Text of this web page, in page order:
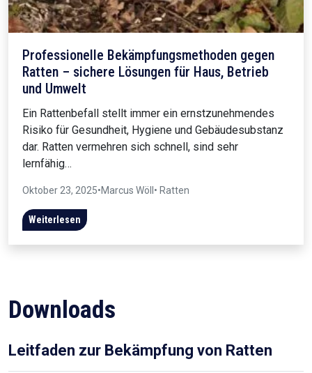
Professionelle Bekämpfungsmethoden gegen
Ratten – sichere Lösungen für Haus, Betrieb
und Umwelt
Ein Rattenbefall stellt immer ein ernstzunehmendes
Risiko für Gesundheit, Hygiene und Gebäudesubstanz
dar. Ratten vermehren sich schnell, sind sehr
lernfähig…
Oktober 23, 2025•Marcus Wöll • Ratten
Weiterlesen
Downloads
Leitfaden zur Bekämpfung von Ratten